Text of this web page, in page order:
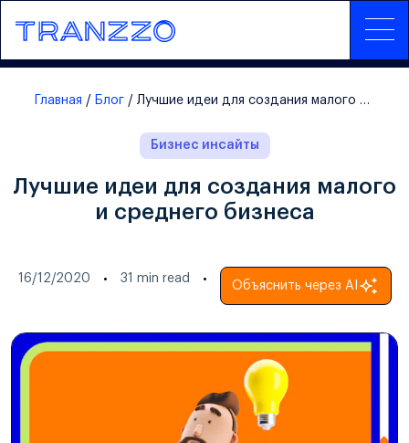
Главная Блог Лучшие идеи для создания малого и среднего бизнеса
Бизнес инсайты
Лучшие идеи для создания малого
и среднего бизнеса
16/12/2020 31 min read
Объяснить через AI